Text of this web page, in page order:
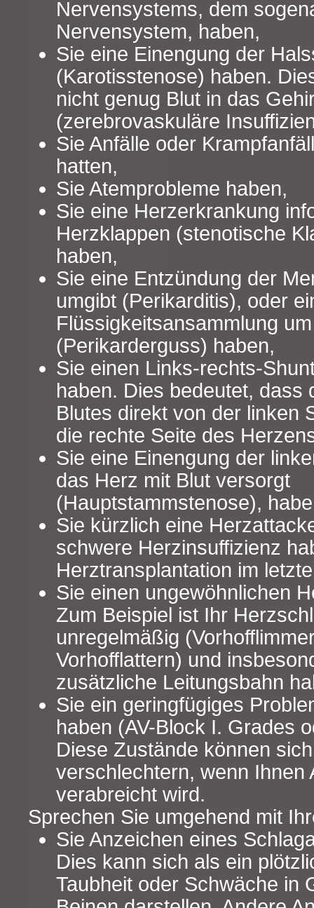
Nervensystems, dem
Nervensystem, haben,
Sie eine Einengung der
(Karotisstenose) haben.
nicht genug Blut in das
(zerebrovaskuläre
Sie Anfälle oder
hatten,
Sie Atemprobleme haben,
Sie eine Herzerkrankung
Herzklappen (stenotische
haben,
Sie eine Entzündung der
umgibt (Perikarditis), oder
Flüssigkeitsansammlung
(Perikarderguss) haben,
Sie einen Links-rechts-
haben. Dies bedeutet, dass
Blutes direkt von der linken
die rechte Seite des
Sie eine Einengung der
das Herz mit Blut versorgt
(Hauptstammstenose),
Sie kürzlich eine
schwere Herzinsuffizienz
Herztransplantation im
Sie einen ungewöhnlichen
Zum Beispiel ist Ihr
unregelmäßig
Vorhofflattern) und
zusätzliche Leitungsbahn
Sie ein geringfügiges
haben (AV-Block I. Grades
Diese Zustände können
verschlechtern, wenn Ihnen
verabreicht wird.
Sprechen Sie umgehend mit
Sie Anzeichen eines
Dies kann sich als ein
Taubheit oder Schwäche in